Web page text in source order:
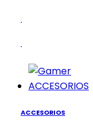
ACCESORIOS
ACCESORIOS